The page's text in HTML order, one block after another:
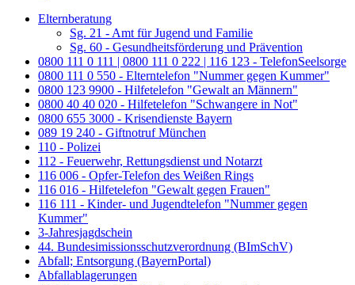
Elternberatung
Sg. 21 - Amt für Jugend und Familie
Sg. 60 - Gesundheitsförderung und Prävention
0800 111 0 111 | 0800 111 0 222 | 116 123 - TelefonSeelsorge
0800 111 0 550 - Elterntelefon "Nummer gegen Kummer"
0800 123 9900 - Hilfetelefon "Gewalt an Männern"
0800 40 40 020 - Hilfetelefon "Schwangere in Not"
0800 655 3000 - Krisendienste Bayern
089 19 240 - Giftnotruf München
110 - Polizei
112 - Feuerwehr, Rettungsdienst und Notarzt
116 006 - Opfer-Telefon des Weißen Rings
116 016 - Hilfetelefon "Gewalt gegen Frauen"
116 111 - Kinder- und Jugendtelefon "Nummer gegen
Kummer"
3-Jahresjagdschein
44. Bundesimissionsschutzverordnung (BImSchV)
Abfall; Entsorgung (BayernPortal)
Abfallablagerungen